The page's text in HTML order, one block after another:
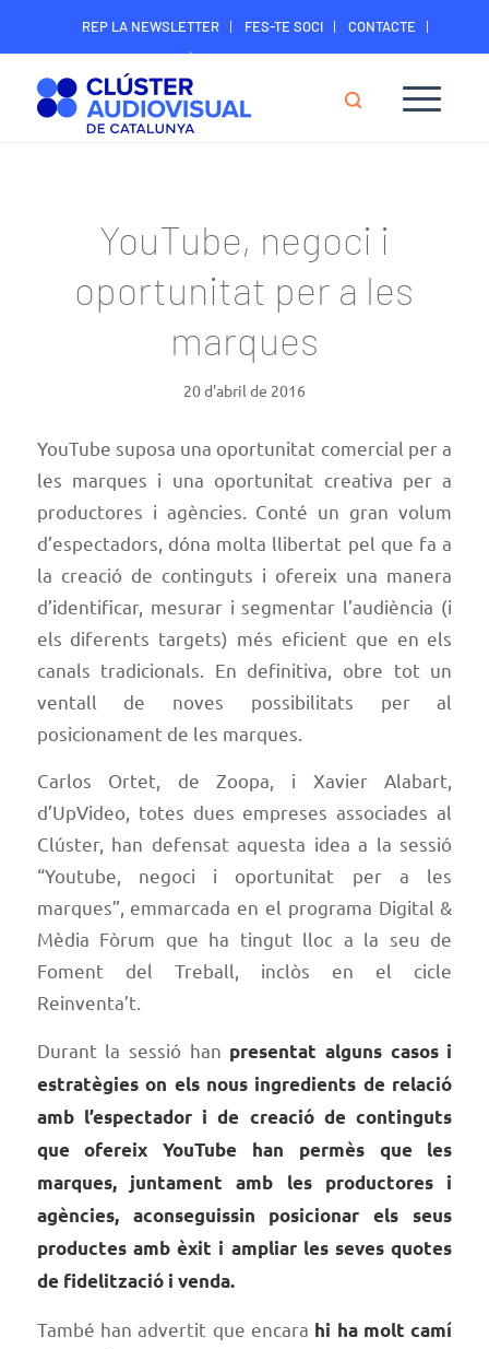
REP LA NEWSLETTER FES-TE SOCI
CONTACTE
ÀREA DIGITAL SOCIS
YouTube, negoci i
oportunitat per a les
marques
20 d'abril de 2016
YouTube suposa una oportunitat comercial per a
les marques i una oportunitat creativa per a
productores i agències. Conté un gran volum
d’espectadors, dóna molta llibertat pel que fa a
la creació de continguts i ofereix una manera
d’identificar, mesurar i segmentar l’audiència (i
els diferents targets) més eficient que en els
canals tradicionals. En definitiva, obre tot un
ventall de noves possibilitats per al
posicionament de les marques.
Carlos Ortet, de Zoopa, i Xavier Alabart,
d’UpVideo, totes dues empreses associades al
Clúster, han defensat aquesta idea a la sessió
“Youtube, negoci i oportunitat per a les
marques”, emmarcada en el programa Digital &
Mèdia Fòrum que ha tingut lloc a la seu de
Foment del Treball, inclòs en el cicle
Reinventa’t.
Durant la sessió han presentat alguns casos i
estratègies on els nous ingredients de relació
amb l’espectador i de creació de continguts
que ofereix YouTube han permès que les
marques, juntament amb les productores i
agències, aconseguissin posicionar els seus
productes amb èxit i ampliar les seves quotes
de fidelització i venda.
També han advertit que encara hi ha molt camí